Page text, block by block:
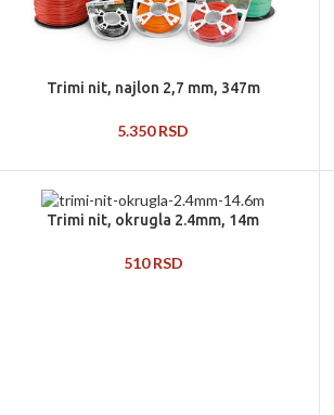
Trimi nit, najlon 2,7 mm, 347m
5.350RSD
Trimi nit, okrugla 2.4mm, 14m
510RSD